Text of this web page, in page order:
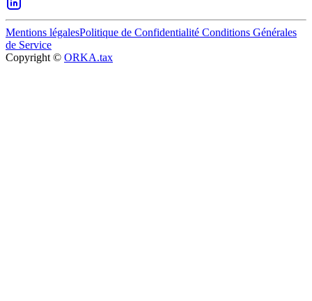
Mentions légalesPolitique de Confidentialité Conditions Générales
de Service
Copyright © ORKA.tax